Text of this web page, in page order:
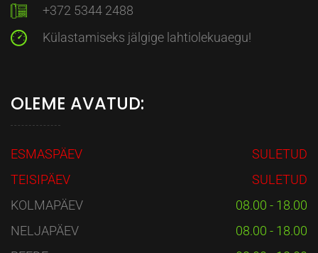
+372 5344 2488
Külastamiseks jälgige lahtiolekuaegu!
OLEME AVATUD:
ESMASPÄEV
SULETUD
TEISIPÄEV
SULETUD
KOLMAPÄEV
08.00 - 18.00
NELJAPÄEV
08.00 - 18.00